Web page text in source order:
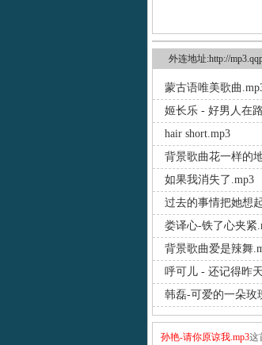
外连地址:http://
蒙古语唯美歌曲
姬长乐 - 好男人在
hair short.mp3
背景歌曲花一样的
如果我消失了.mp3
过去的事情把她想
娄译心-铁了心夹紧
背景歌曲爱是辣舞
呼可儿 - 还记得昨
韩磊-可爱的一朵玫
孙艳-请你原谅我.mp3这